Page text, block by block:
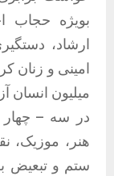
بویژه حجاب
ارشاد،
امینی و زنان
میلیون انسان
در سه – چهار
هنر، موزیک،
ستم و تبعیض